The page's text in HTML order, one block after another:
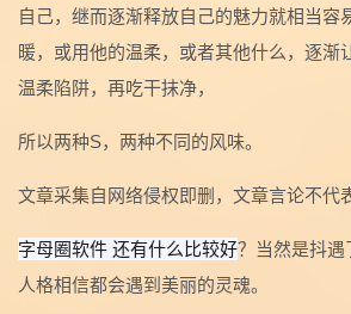
自己，继而逐渐释放自己的魅力就相当容
暖，或用他的温柔，或者其他什么，逐渐
温柔陷阱，再吃干抹净，
所以两种S，两种不同的风味。
文章采集自网络侵权即删，文章言论不代
字母圈软件 还有什么比较好？当然是抖遇
人格相信都会遇到美丽的灵魂。